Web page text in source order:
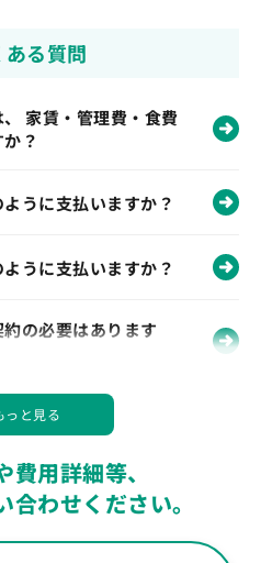
ある質問
家賃・管理費・食費
？
うに支払いますか？
うに支払いますか？
の必要はあります
も入居できますか？
られていますか？
うなりますか？
費用詳細等、
わせください。